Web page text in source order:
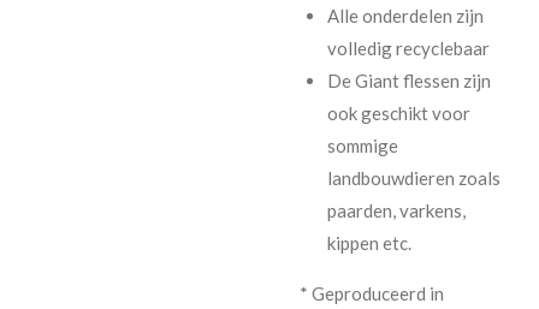
Alle onderdelen zijn
volledig recyclebaar
De Giant flessen zijn
ook geschikt voor
sommige
landbouwdieren zoals
paarden, varkens,
kippen etc.
* Geproduceerd in